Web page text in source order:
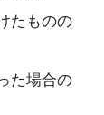
たものの
た場合の